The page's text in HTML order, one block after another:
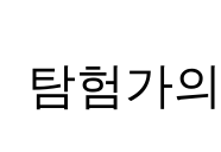
탐험가